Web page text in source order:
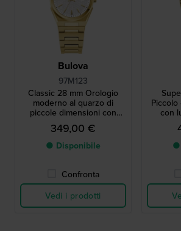
Bulova
97M123
Classic 28 mm Orologio
moderno al quarzo di
piccole dimensioni con
quadrante a motivi
349,00 €
● Disponibile
Confronta
Vedi i prodotti
con
●